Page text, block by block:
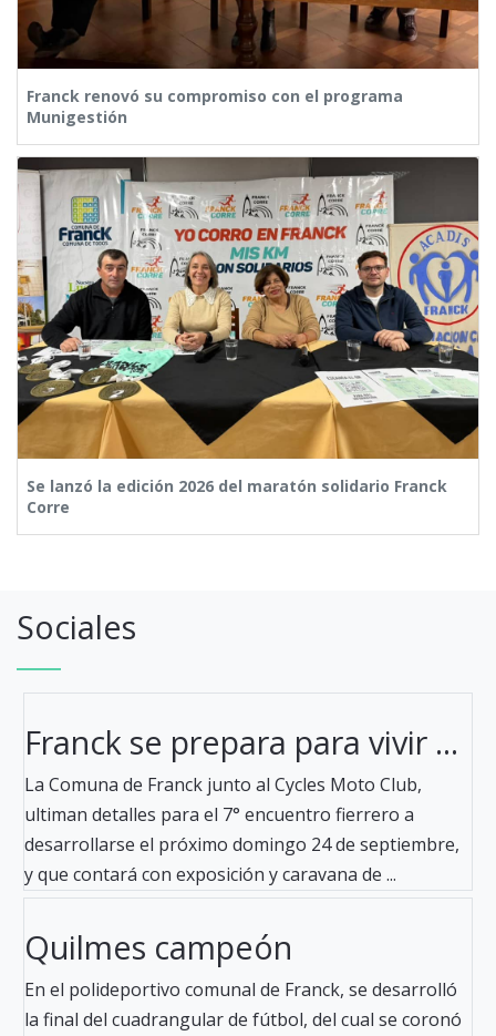
Franck renovó su compromiso con el programa
Munigestión
Se lanzó la edición 2026 del maratón solidario Franck
Corre
Sociales
Franck se prepara para vivir ...
La Comuna de Franck junto al Cycles Moto Club,
ultiman detalles para el 7° encuentro fierrero a
desarrollarse el próximo domingo 24 de septiembre,
y que contará con exposición y caravana de ...
Quilmes campeón
En el polideportivo comunal de Franck, se desarrolló
la final del cuadrangular de fútbol, del cual se coronó